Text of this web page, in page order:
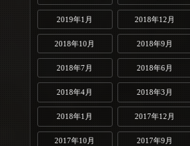
2019年1月 2018年12月
2018年10月 2018年9月
2018年7月 2018年6月
2018年4月 2018年3月
2018年1月 2017年12月
2017年10月 2017年9月